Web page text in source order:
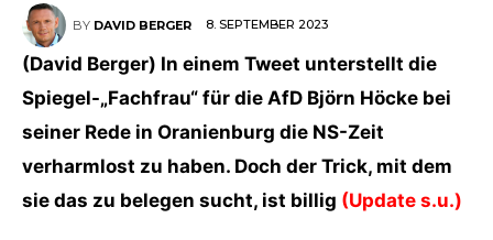
BY DAVID BERGER 8. SEPTEMBER 2023
(David Berger) In einem Tweet unterstellt die
Spiegel-„Fachfrau“ für die AfD Björn Höcke bei
seiner Rede in Oranienburg die NS-Zeit
verharmlost zu haben. Doch der Trick, mit dem
sie das zu belegen sucht, ist billig (Update s.u.)